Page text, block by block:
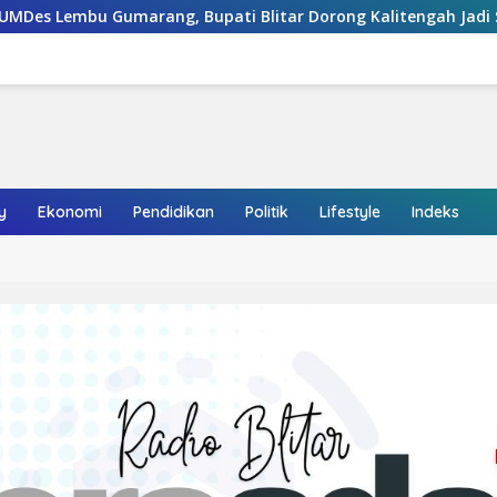
Bupati Blitar Dorong Kalitengah Jadi Sentra Melon Unggulan
Ekonomi Pendidikan Politik Lifestyle Indeks